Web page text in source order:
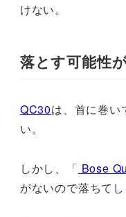
けない。
落とす可能性
QC30は、首に巻い
い。
しかし、「 Bose
がないので落ちてし